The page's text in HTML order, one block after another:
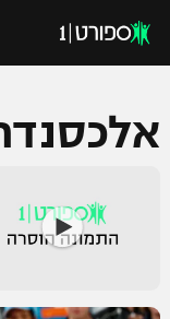
ליגה לאומית